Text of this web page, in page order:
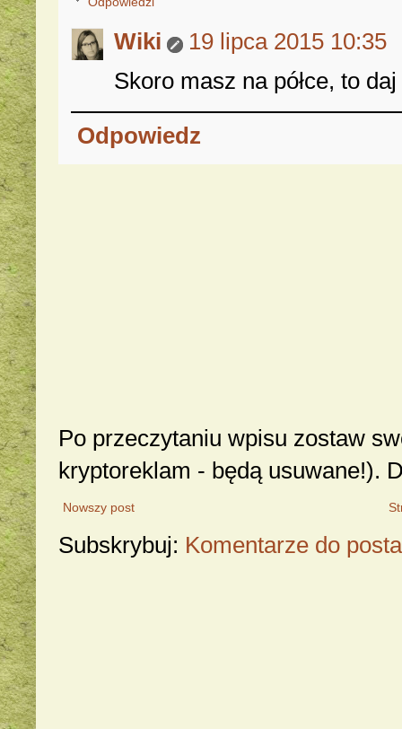
Wiki
19 lipca 2015 10:35
Skoro masz na półce, to
Odpowiedz
Po przeczytaniu wpisu zostaw
kryptoreklam - będą usuwane!).
Nowszy post
Subskrybuj: Komentarze do